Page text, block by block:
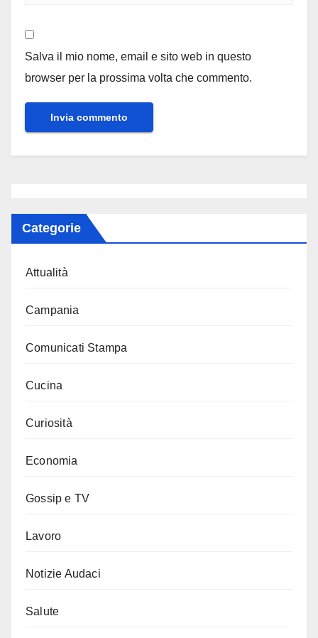
Salva il mio nome, email e sito web in questo
browser per la prossima volta che commento.
Categorie
Attualità
Campania
Comunicati Stampa
Cucina
Curiosità
Economia
Gossip e TV
Lavoro
Notizie Audaci
Salute